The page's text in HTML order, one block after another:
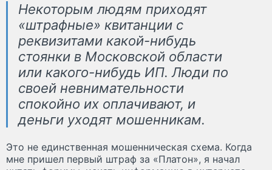
Некоторым людям приходят
«штрафные» квитанции с
реквизитами какой-нибудь
стоянки в Московской области
или какого-нибудь ИП. Люди по
своей невнимательности
спокойно их оплачивают, и
деньги уходят мошенникам.
Это не единственная мошенническая схема. Когда
мне пришел первый штраф за «Платон», я начал